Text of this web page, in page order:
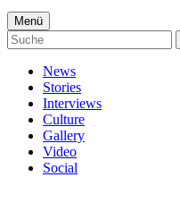
Menü
News
Stories
Interviews
Culture
Gallery
Video
Social